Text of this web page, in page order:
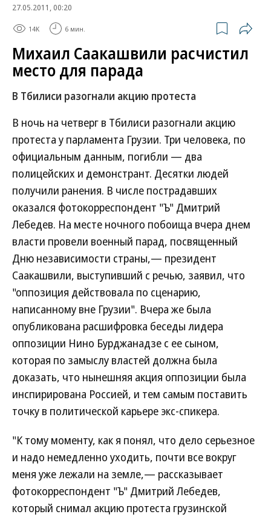
27.05.2011, 00:20
14K 6 мин.
Михаил Саакашвили расчистил
место для парада
В Тбилиси разогнали акцию протеста
В ночь на четверг в Тбилиси разогнали акцию
протеста у парламента Грузии. Три человека, по
официальным данным, погибли — два
полицейских и демонстрант. Десятки людей
получили ранения. В числе пострадавших
оказался фотокорреспондент "Ъ" Дмитрий
Лебедев. На месте ночного побоища вчера днем
власти провели военный парад, посвященный
Дню независимости страны,— президент
Саакашвили, выступивший с речью, заявил, что
"оппозиция действовала по сценарию,
написанному вне Грузии". Вчера же была
опубликована расшифровка беседы лидера
оппозиции Нино Бурджанадзе с ее сыном,
которая по замыслу властей должна была
доказать, что нынешняя акция оппозиции была
инспирирована Россией, и тем самым поставить
точку в политической карьере экс-спикера.
"К тому моменту, как я понял, что дело серьезное
и надо немедленно уходить, почти все вокруг
меня уже лежали на земле,— рассказывает
фотокорреспондент "Ъ" Дмитрий Лебедев,
который снимал акцию протеста грузинской